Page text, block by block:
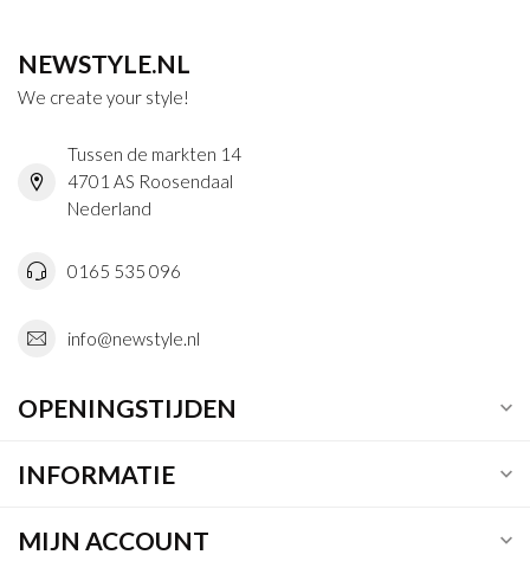
NEWSTYLE.NL
We create your style!
Tussen de markten 14
4701 AS Roosendaal
Nederland
0165 535 096
info@newstyle.nl
OPENINGSTIJDEN
INFORMATIE
MIJN ACCOUNT